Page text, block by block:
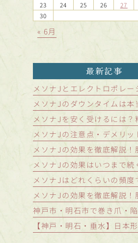
23
24 25 26 27
30
« 6月
最新記事